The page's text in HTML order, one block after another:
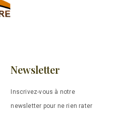
Newsletter
Inscrivez-vous à notre
newsletter pour ne rien rater